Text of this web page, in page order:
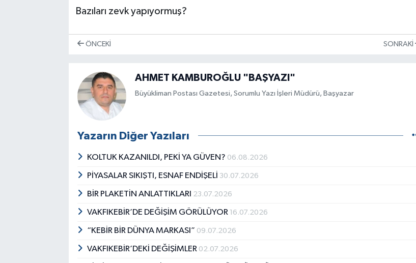
Bazıları zevk yapıyormuş?
ÖNCEKI SONRAKI
AHMET KAMBUROĞLU "BAŞYAZI"
Büyükliman Postası Gazetesi, Sorumlu Yazı İşleri Müdürü, Başyazar
Yazarın Diğer Yazıları
KOLTUK KAZANILDI, PEKİ YA GÜVEN? 06.08.2026
PİYASALAR SIKIŞTI, ESNAF ENDİŞELİ 30.07.2026
BİR PLAKETİN ANLATTIKLARI 23.07.2026
VAKFIKEBİR’DE DEĞİŞİM GÖRÜLÜYOR 16.07.2026
“KEBİR BİR DÜNYA MARKASI” 09.07.2026
VAKFIKEBİR’DEKİ DEĞİŞİMLER 02.07.2026